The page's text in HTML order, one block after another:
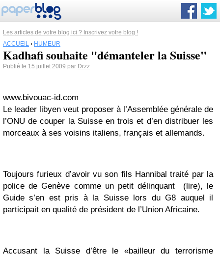
Les articles de votre blog ici ? Inscrivez votre blog !
ACCUEIL › HUMEUR
Kadhafi souhaite "démanteler la Suisse"
Publié le 15 juillet 2009 par Drzz
www.bivouac-id.com
Le leader libyen veut proposer à l’Assemblée générale de
l’ONU de couper la Suisse en trois et d’en distribuer les
morceaux à ses voisins italiens, français et allemands.
Toujours furieux d’avoir vu son fils Hannibal traité par la
police de Genève comme un petit délinquant (lire), le
Guide s’en est pris à la Suisse lors du G8 auquel il
participait en qualité de président de l’Union Africaine.
Accusant la Suisse
d’être le «bailleur du terrorisme